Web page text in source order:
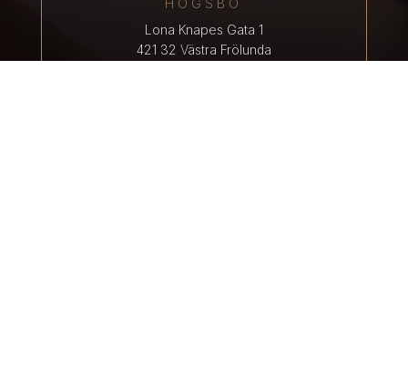
HÖGSBO
Lona Knapes Gata 1
421 32 Västra Frölunda